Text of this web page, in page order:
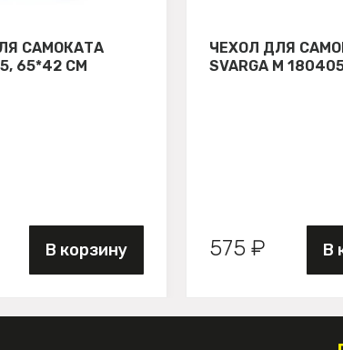
САМОКАТА
65*42 СМ
В корзину
ЧЕХОЛ ДЛЯ
SVARGA М
575 ₽ В